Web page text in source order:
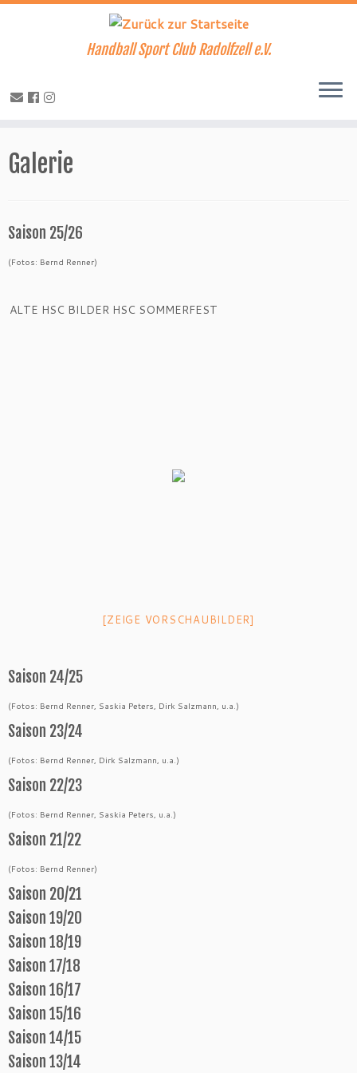
Inhalt
springen
Handball Sport Club Radolfzell e.V.
Galerie
Saison 25/26
(Fotos: Bernd Renner)
ALTE HSC BILDER HSC SOMMERFEST
[ZEIGE VORSCHAUBILDER]
Saison 24/25
(Fotos: Bernd Renner, Saskia Peters, Dirk Salzmann, u.a.)
Saison 23/24
(Fotos: Bernd Renner, Dirk Salzmann, u.a.)
Saison 22/23
(Fotos: Bernd Renner, Saskia Peters, u.a.)
Saison 21/22
(Fotos: Bernd Renner)
Saison 20/21
Saison 19/20
Saison 18/19
Saison 17/18
Saison 16/17
Saison 15/16
Saison 14/15
Saison 13/14